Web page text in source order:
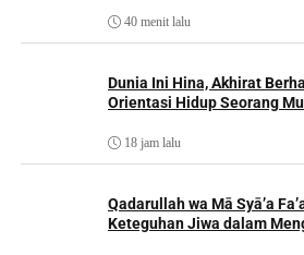
40 menit lalu
Dunia Ini Hina, Akhirat
Orientasi Hidup Seorang
18 jam lalu
Qadarullah wa Mā Syā’a
Keteguhan Jiwa dalam